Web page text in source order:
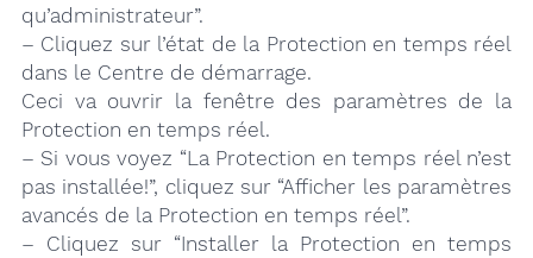
qu’administrateur”.
– Cliquez sur l’état de la Protection en temps réel
dans le Centre de démarrage.
Ceci va ouvrir la fenêtre des paramètres de la
Protection en temps réel.
– Si vous voyez “La Protection en temps réel n’est
pas installée!”, cliquez sur “Afficher les paramètres
avancés de la Protection en temps réel”.
– Cliquez sur “Installer la Protection en temps